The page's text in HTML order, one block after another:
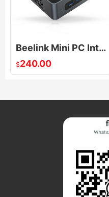
Beelink Mini PC Intel i3-8109U (up to 3.6Ghz) SEi8, 8GB RAM 256GB NVMe SSD Mini Computer Windows 11
$240.00